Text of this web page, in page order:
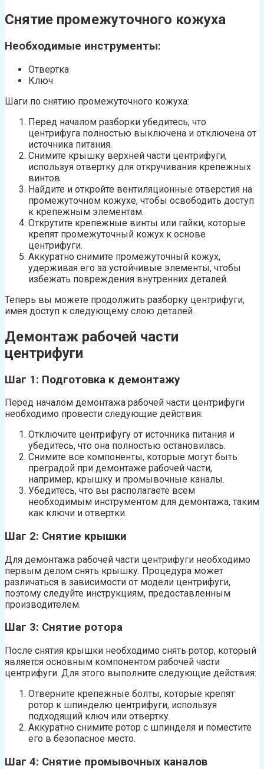
Снятие промежуточного кожуха
Необходимые инструменты:
Отвертка
Ключ
Шаги по снятию промежуточного кожуха:
Перед началом разборки убедитесь, что
центрифуга полностью выключена и отключена от
источника питания.
Снимите крышку верхней части центрифуги,
используя отвертку для откручивания крепежных
винтов.
Найдите и откройте вентиляционные отверстия на
промежуточном кожухе, чтобы освободить доступ
к крепежным элементам.
Открутите крепежные винты или гайки, которые
крепят промежуточный кожух к основе
центрифуги.
Аккуратно снимите промежуточный кожух,
удерживая его за устойчивые элементы, чтобы
избежать повреждения внутренних деталей.
Теперь вы можете продолжить разборку центрифуги,
имея доступ к следующему слою деталей.
Демонтаж рабочей части
центрифуги
Шаг 1: Подготовка к демонтажу
Перед началом демонтажа рабочей части центрифуги
необходимо провести следующие действия:
Отключите центрифугу от источника питания и
убедитесь, что она полностью остановилась.
Снимите все компоненты, которые могут быть
преградой при демонтаже рабочей части,
например, крышку и промывочные каналы.
Убедитесь, что вы располагаете всем
необходимым инструментом для демонтажа, таким
как ключи и отвертки.
Шаг 2: Снятие крышки
Для демонтажа рабочей части центрифуги необходимо
первым делом снять крышку. Процедура может
различаться в зависимости от модели центрифуги,
поэтому следуйте инструкциям, предоставленным
производителем.
Шаг 3: Снятие ротора
После снятия крышки необходимо снять ротор, который
является основным компонентом рабочей части
центрифуги. Для этого выполните следующие действия:
Отверните крепежные болты, которые крепят
ротор к шпинделю центрифуги, используя
подходящий ключ или отвертку.
Аккуратно снимите ротор с шпинделя и поместите
его в безопасное место.
Шаг 4: Снятие промывочных каналов